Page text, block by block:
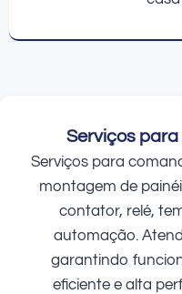
Serviços
Serviços para
montagem de
contator, relé,
automação.
garantindo
eficiente e alta